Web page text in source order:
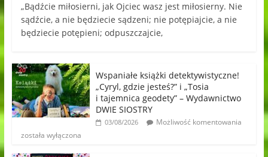
„Bądźcie miłosierni, jak Ojciec wasz jest miłosierny. Nie
sądźcie, a nie będziecie sądzeni; nie potępiajcie, a nie
będziecie potępieni; odpuszczajcie,
Wspaniałe książki detektywistyczne!
„Cyryl, gdzie jesteś?” i „Tosia
i tajemnica geodety” – Wydawnictwo
DWIE SIOSTRY
03/08/2026
Możliwość komentowania
została wyłączona